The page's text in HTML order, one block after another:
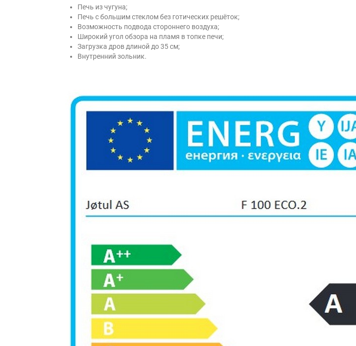
Печь из чугуна;
Печь с большим стеклом без готических решёток;
Возможность подвода стороннего воздуха;
Широкий угол обзора на пламя в топке печи;
Загрузка дров длиной до 35 см;
Внутренний зольник.